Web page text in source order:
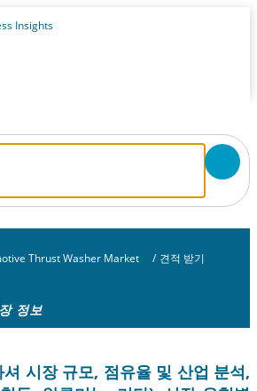
Thrust Washer Market / 견적 받기
정보
시장 규모, 점유율 및 산업 분석,